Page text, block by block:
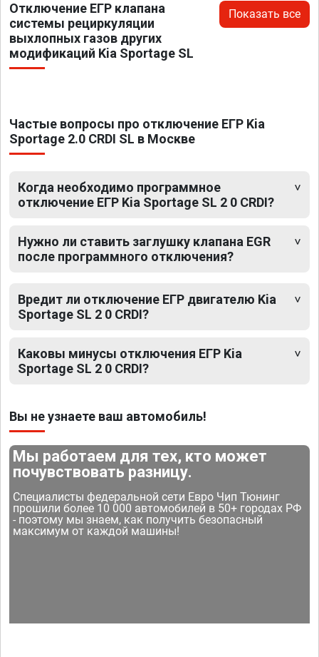
Отключение ЕГР клапана
системы рециркуляции
выхлопных газов других
модификаций Kia Sportage SL
Показать все
Частые вопросы про отключение ЕГР Kia
Sportage 2.0 CRDI SL в Москве
Когда необходимо программное
отключение ЕГР Kia Sportage SL 2 0 CRDI?
Нужно ли ставить заглушку клапана EGR
после программного отключения?
Вредит ли отключение ЕГР двигателю Kia
Sportage SL 2 0 CRDI?
Каковы минусы отключения ЕГР Kia
Sportage SL 2 0 CRDI?
Вы не узнаете ваш автомобиль!
Мы работаем для тех, кто может
почувствовать разницу.
Специалисты федеральной сети Евро Чип Тюнинг
прошили более 10 000 автомобилей в 50+ городах РФ
- поэтому мы знаем, как получить безопасный
максимум от каждой машины!